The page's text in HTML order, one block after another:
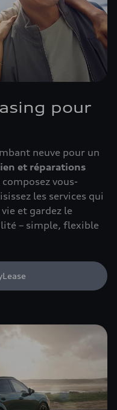
pour
neuve pour un
et réparations
composez vous-
les services qui
et gardez le
– simple, flexible